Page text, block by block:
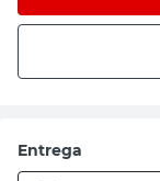
Entrega